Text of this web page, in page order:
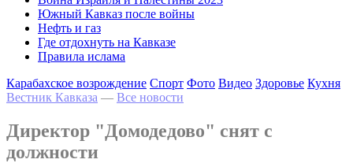
Южный Кавказ после войны
Нефть и газ
Где отдохнуть на Кавказе
Правила ислама
Карабахское возрождение Спорт Фото Видео Здоровье Кухня
Вестник Кавказа — Все новости
Директор "Домодедово" снят с
должности